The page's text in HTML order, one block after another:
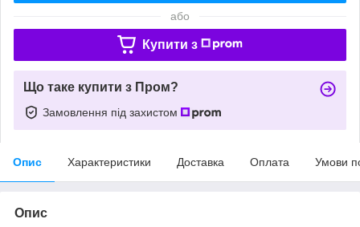
або
Купити з
Що таке купити з Пром?
Замовлення під захистом
Опис Характеристики Доставка Оплата Умови
Опис